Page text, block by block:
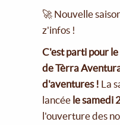
🚀 Nouvelle
z'infos !
C'est parti pour
de Tèrra
d'aventures ! La
lancée le samedi
l'ouverture des